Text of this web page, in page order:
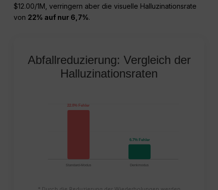
$12.00/1M, verringern aber die visuelle Halluzinationsrate
von 22% auf nur 6,7%.
Abfallreduzierung: Vergleich der
Halluzinationsraten
22.0% Fehler
Standard-Modus
6.7% Fehler
Denkmodus